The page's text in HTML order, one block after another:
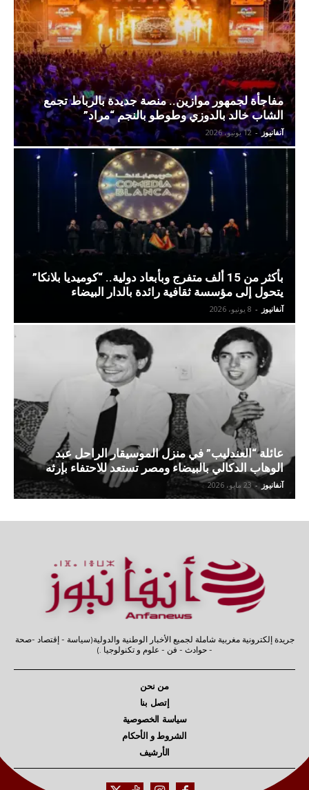
مفاجأة لجمهور موازين.. منصة جديدة بالرباط تجمع
الشاب خالد بالدوزي وطوطو بالنجم “مراد”
آنفانيوز - 12 يونيو، 2026
بأكثر من 15 ألف متفرج وبأبعاد دولية.. “كوميديا بلانكا”
يتحول إلى مؤسسة ثقافية رائدة بالدار البيضاء
آنفانيوز - 8 يونيو، 2026
عائلة “العندليب” في منزل الموسيقار الراحل عبد
الوهاب الدكالي بالبيضاء ومصر تستعد للاحتفاء بإرثه
آنفانيوز - 23 مايو، 2026
جريدة إلكترونية مغربية شاملة لجميع الأخبار الوطنية والدولية(سياسة - إقتصاد -صحة
- حوادث - فن - علوم و تكنولوجيا .)
من نحن
إتصل بنا
سياسة الخصوصية
الشروط و الأحكام
الأرشيف